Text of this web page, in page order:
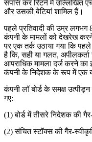
संपत्ति कर रिटर्न में
और उसकी बेटियां शामिल हैं।
पहले प्रतिवादी की उम्र लगभग
कंपनी के मामलों को देखरेख
पर एक तर्क उठाया गया कि
है कि, सही या गलत,
आपराधिक मामला दर्ज करने का
कंपनी के निदेशक के रूप में एक
कंपनी लॉ बोर्ड के समक्ष
गए:
(1) बोर्ड में तीसरे निदेशक की
(2) संचित स्टॉक्स की गैर-